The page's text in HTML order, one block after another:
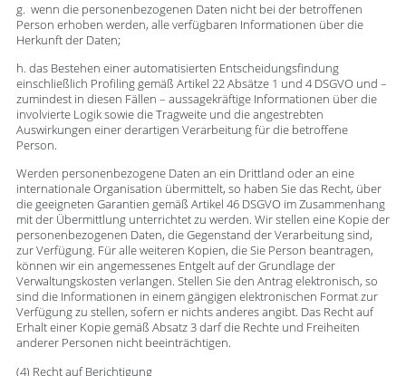
g. wenn die personenbezogenen Daten nicht bei der betroffenen
Person erhoben werden, alle verfügbaren Informationen über die
Herkunft der Daten;
h. das Bestehen einer automatisierten Entscheidungsfindung
einschließlich Profiling gemäß Artikel 22 Absätze 1 und 4 DSGVO und –
zumindest in diesen Fällen – aussagekräftige Informationen über die
involvierte Logik sowie die Tragweite und die angestrebten
Auswirkungen einer derartigen Verarbeitung für die betroffene
Person.
Werden personenbezogene Daten an ein Drittland oder an eine
internationale Organisation übermittelt, so haben Sie das Recht, über
die geeigneten Garantien gemäß Artikel 46 DSGVO im Zusammenhang
mit der Übermittlung unterrichtet zu werden. Wir stellen eine Kopie der
personenbezogenen Daten, die Gegenstand der Verarbeitung sind,
zur Verfügung. Für alle weiteren Kopien, die Sie Person beantragen,
können wir ein angemessenes Entgelt auf der Grundlage der
Verwaltungskosten verlangen. Stellen Sie den Antrag elektronisch, so
sind die Informationen in einem gängigen elektronischen Format zur
Verfügung zu stellen, sofern er nichts anderes angibt. Das Recht auf
Erhalt einer Kopie gemäß Absatz 3 darf die Rechte und Freiheiten
anderer Personen nicht beeinträchtigen.
(4) Recht auf Berichtigung